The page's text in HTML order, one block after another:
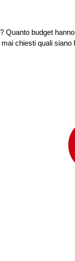
budget
chiesti quali